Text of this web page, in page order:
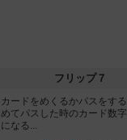
フリップ７
カードをめくるかパスをす
めてパスした時のカード数
になる...